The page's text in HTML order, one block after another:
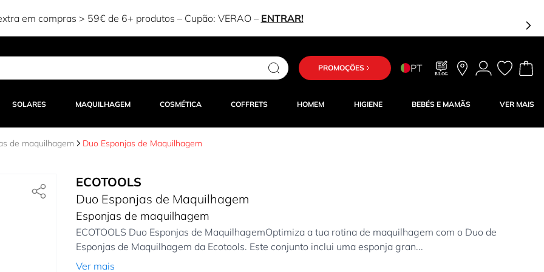
em compras > 59€ de 6+ produtos – Cupão: VERAO– ENTRAR!
PROMOÇÕES PT BLOG
SOLARES MAQUILHAGEM COSMÉTICA COFFRETS HOMEM HIGIENE BEBÉS E MAMÃS VER MAIS
de maquilhagem Duo Esponjas de Maquilhagem
ECOTOOLS
Duo Esponjas de Maquilhagem
Esponjas de maquilhagem
ECOTOOLS Duo Esponjas de MaquilhagemOptimiza a tua rotina de maquilhagem com o Duo de
Esponjas de Maquilhagem da Ecotools. Este conjunto inclui uma esponja gran...
Ver mais